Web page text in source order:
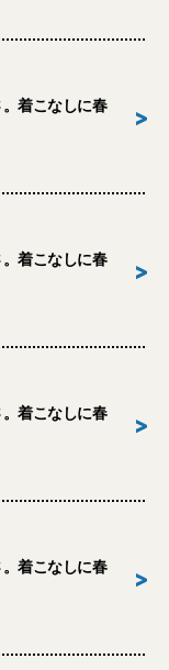
着こなしに春
>
着こなしに春
>
着こなしに春
>
着こなしに春
>